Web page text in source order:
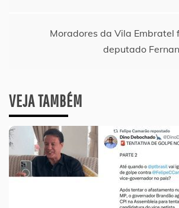
Moradores da Vila Embratel
deputado
VEJA TAMBÉM